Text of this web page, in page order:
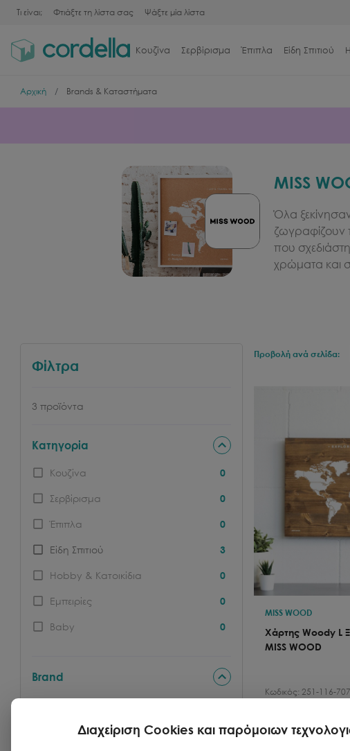
Τι είναι; Φτιάξτε τη λίστα σας Ψάξτε μία λίστα
Κουζίνα Σερβίρισμα Έπιπλα Είδη Σπιτιού
Αρχική Brands & Καταστήματα
MISS
Όλα
ζωγραφίζουν
που
χρώματα και
Φίλτρα
3 προϊόντα
Κατηγορία
Κουζίνα 0
Σερβίρισμα 0
Έπιπλα 0
Είδη Σπιτιού 3
Hobby & Κατοικίδια 0
Εμπειρίες 0
Baby 0
Brand
Προβολή ανά σελίδα:
MISS WOOD
Χάρτης Woody L
MISS WOOD
Κωδικός: 251-116-
Τιμή
Διαχείριση Cookies και παρόμοιων